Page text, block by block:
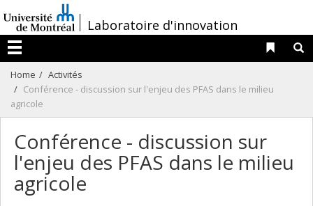
au
contenu
/Laboratoire d'innovation
Menu
Liens
Home
Activités
Conférence - discussion sur l'enjeu des PFAS dans le milieu
agricole
Conférence - discussion sur
l'enjeu des PFAS dans le milieu
agricole